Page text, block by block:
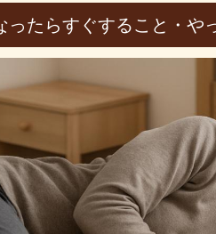
ったらすぐすること・や